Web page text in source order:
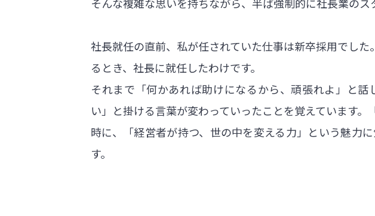
そんな複雑な思いを持ちながら、半ば強制的に社長業のス
社長就任の直前、私が任されていた仕事は新卒採用でし
るとき、社長に就任したわけです。
それまで「何かあれば助けになるから、頑張れよ」と
い」と掛ける言葉が変わっていったことを覚えています
時に、「経営者が持つ、世の中を変える力」という魅力
す。